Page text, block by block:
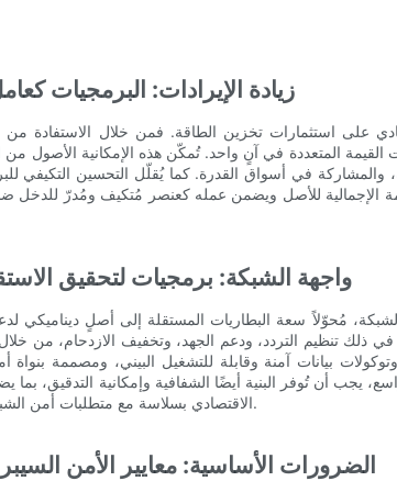
زيادة الإيرادات: البرمجيات
على استثمارات تخزين الطاقة. فمن خلال الاستفادة من
القيمة المتعددة في آنٍ واحد. تُمكّن هذه الإمكانية الأصول
والمشاركة في أسواق القدرة. كما يُقلّل التحسين التكيفي
الإجمالية للأصل ويضمن عمله كعنصر مُتكيف ومُدرّ للدخل
واجهة الشبكة: برمجيات لتحقيق
مُحوّلاً سعة البطاريات المستقلة إلى أصلٍ ديناميكي
ذلك تنظيم التردد، ودعم الجهد، وتخفيف الازدحام، من
بيانات آمنة وقابلة للتشغيل البيني، ومصممة بنواة
يجب أن تُوفر البنية أيضًا الشفافية وإمكانية التدقيق، بما
الاقتصادي بسلاسة مع متطلبات أمن الشبكة وقواعد التشغيل.
الضرورات الأساسية: معايير الأمن